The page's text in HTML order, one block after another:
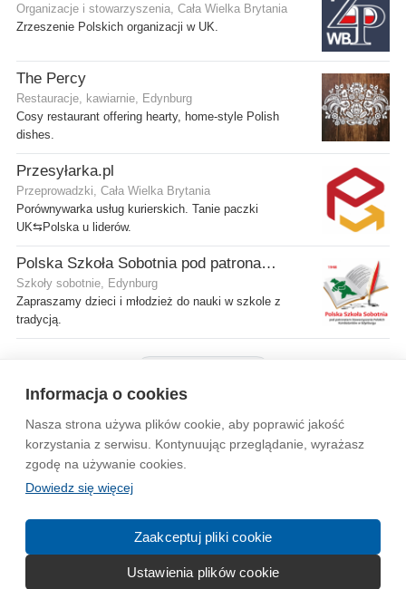
Informacja o cookies
Nasza strona używa plików cookie, aby poprawić jakość
korzystania z serwisu. Kontynuując przeglądanie, wyrażasz
zgodę na używanie cookies.
Dowiedz się więcej
Zaakceptuj pliki cookie
Ustawienia plików cookie
Organizacje i stowarzyszenia, Cała Wielka Brytania
Zrzeszenie Polskich organizacji w UK.
The Percy
Restauracje, kawiarnie, Edynburg
Cosy restaurant offering hearty, home-style Polish
dishes.
Przesyłarka.pl
Przeprowadzki, Cała Wielka Brytania
Porównywarka usług kurierskich. Tanie paczki
UK⇆Polska u liderów.
Polska Szkoła Sobotnia pod patronatem SPK w Edynburgu - Filia Gilmerton
Szkoły sobotnie, Edynburg
Zapraszamy dzieci i młodzież do nauki w szkole z
tradycją.
Wytyczne dla społeczności Regulamin Prywatność
Reklama Kontakt